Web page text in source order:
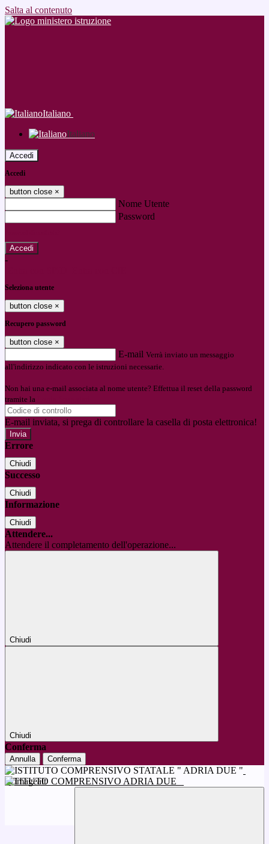
Salta al contenuto
Italiano
Italiano
Accedi
Accedi
button close ×
Nome Utente
Password
-
Seleziona utente
button close ×
Recupero password
button close ×
E-mail Verrà inviato un messaggio
all'indirizzo indicato con le istruzioni necessarie.
Non hai una e-mail associata al nome utente? Effettua il reset della password
tramite la
E-mail inviata, si prega di controllare la casella di posta elettronica!
Errore
Chiudi
Successo
Chiudi
Informazione
Chiudi
Attendere...
Attendere il completamento dell'operazione...
Chiudi
Chiudi
Conferma
Annulla Conferma
ISTITUTO COMPRENSIVO ADRIA DUE